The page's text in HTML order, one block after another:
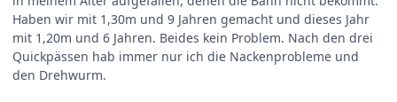
Haben wir mit 1,30m und 9 Jahren gemacht und dieses Jahr
mit 1,20m und 6 Jahren. Beides kein Problem. Nach den drei
Quickpässen hab immer nur ich die Nackenprobleme und
den Drehwurm.